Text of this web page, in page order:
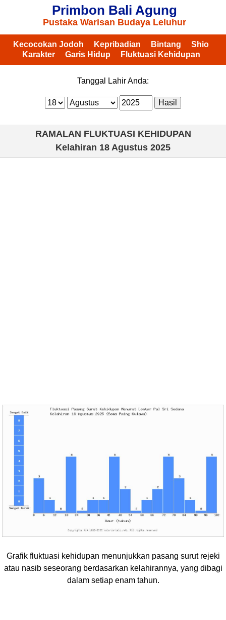
Primbon Bali Agung
Pustaka Warisan Budaya Leluhur
Kecocokan Jodoh Kepribadian Bintang
Shio
Karakter
Garis Hidup Fluktuasi Kehidupan
Tanggal Lahir Anda:
RAMALAN FLUKTUASI KEHIDUPAN
Kelahiran 18 Agustus 2025
Grafik fluktuasi kehidupan menunjukkan pasang surut rejeki
atau nasib seseorang berdasarkan kelahirannya, yang dibagi
dalam setiap enam tahun.